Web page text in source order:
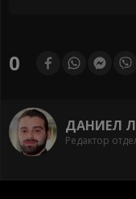
0
ДАНИЕЛ
Редактор